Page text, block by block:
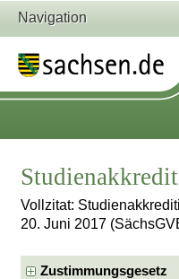
Navigation
Vollzitat:
20. Juni 2017
Zustimmungsgesetz